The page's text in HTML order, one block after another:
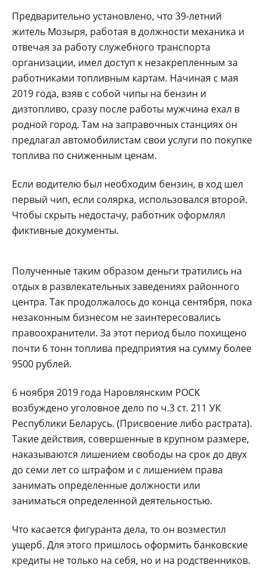
Предварительно установлено, что 39-летний
житель Мозыря, работая в должности механика и
отвечая за работу служебного транспорта
организации, имел доступ к незакрепленным за
работниками топливным картам. Начиная с мая
2019 года, взяв с собой чипы на бензин и
дизтопливо, сразу после работы мужчина ехал в
родной город. Там на заправочных станциях он
предлагал автомобилистам свои услуги по покупке
топлива по сниженным ценам.
Если водителю был необходим бензин, в ход шел
первый чип, если солярка, использовался второй.
Чтобы скрыть недостачу, работник оформлял
фиктивные документы.
Полученные таким образом деньги тратились на
отдых в развлекательных заведениях районного
центра. Так продолжалось до конца сентября, пока
незаконным бизнесом не заинтересовались
правоохранители. За этот период было похищено
почти 6 тонн топлива предприятия на сумму более
9500 рублей.
6 ноября 2019 года Наровлянским РОСК
возбуждено уголовное дело по ч.3 ст. 211 УК
Республики Беларусь. (Присвоение либо растрата).
Такие действия, совершенные в крупном размере,
наказываются лишением свободы на срок до двух
до семи лет со штрафом и с лишением права
занимать определенные должности или
заниматься определенной деятельностью.
Что касается фигуранта дела, то он возместил
ущерб. Для этого пришлось оформить банковские
кредиты не только на себя, но и на родственников.